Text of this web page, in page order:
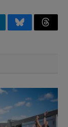
Bluesky